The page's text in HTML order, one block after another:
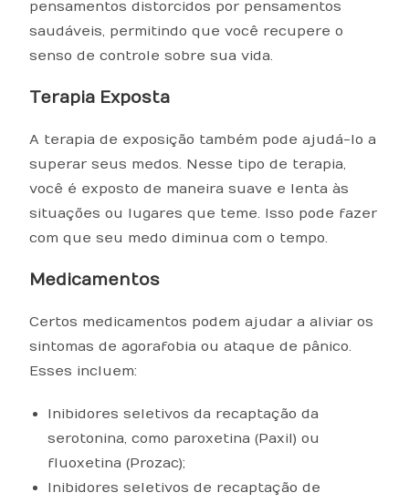
pensamentos distorcidos por pensamentos
saudáveis, permitindo que você recupere o
senso de controle sobre sua vida.
Terapia Exposta
A terapia de exposição também pode ajudá-lo a
superar seus medos. Nesse tipo de terapia,
você é exposto de maneira suave e lenta às
situações ou lugares que teme. Isso pode fazer
com que seu medo diminua com o tempo.
Medicamentos
Certos medicamentos podem ajudar a aliviar os
sintomas de agorafobia ou ataque de pânico.
Esses incluem:
Inibidores seletivos da recaptação da
serotonina, como paroxetina (Paxil) ou
fluoxetina (Prozac);
Inibidores seletivos de recaptação de